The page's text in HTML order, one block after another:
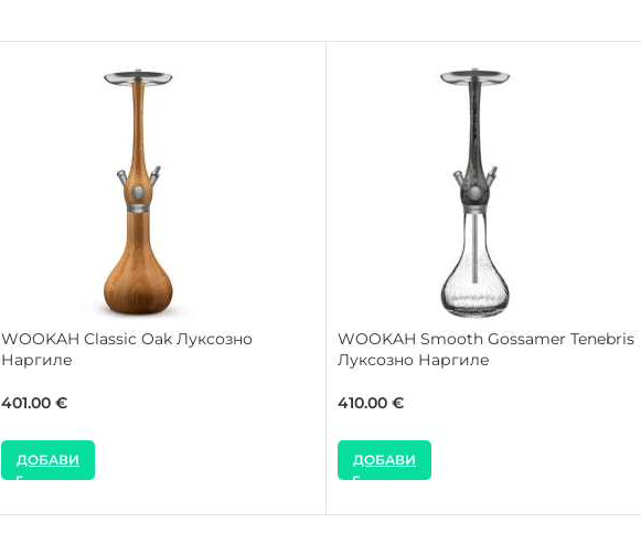
WOOKAH Classic Oak Луксозно
Наргиле
401.00 €
ДОБАВИ
WOOKAH Smooth Gossamer Tenebris
Луксозно Наргиле
410.00 €
ДОБАВИ